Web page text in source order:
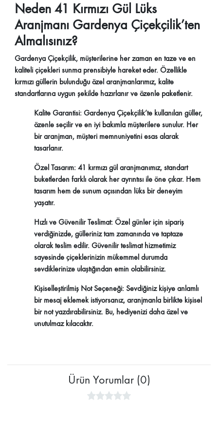
Neden 41 Kırmızı Gül Lüks
Aranjmanı Gardenya Çiçekçilik’ten
Almalısınız?
Gardenya Çiçekçilik, müşterilerine her zaman en taze ve en
kaliteli çiçekleri sunma prensibiyle hareket eder. Özellikle
kırmızı güllerin bulunduğu özel aranjmanlarımız, kalite
standartlarına uygun şekilde hazırlanır ve özenle paketlenir.
Kalite Garantisi: Gardenya Çiçekçilik’te kullanılan güller,
özenle seçilir ve en iyi bakımla müşterilere sunulur. Her
bir aranjman, müşteri memnuniyetini esas alarak
tasarlanır.
Özel Tasarım: 41 kırmızı gül aranjmanımız, standart
buketlerden farklı olarak her ayrıntısı ile öne çıkar. Hem
tasarım hem de sunum açısından lüks bir deneyim
yaşatır.
Hızlı ve Güvenilir Teslimat: Özel günler için sipariş
verdiğinizde, gülleriniz tam zamanında ve taptaze
olarak teslim edilir. Güvenilir teslimat hizmetimiz
sayesinde çiçeklerinizin mükemmel durumda
sevdiklerinize ulaştığından emin olabilirsiniz.
Kişiselleştirilmiş Not Seçeneği: Sevdiğiniz kişiye anlamlı
bir mesaj eklemek istiyorsanız, aranjmanla birlikte kişisel
bir not yazdırabilirsiniz. Bu, hediyenizi daha özel ve
unutulmaz kılacaktır.
Ürün Yorumlar (0)